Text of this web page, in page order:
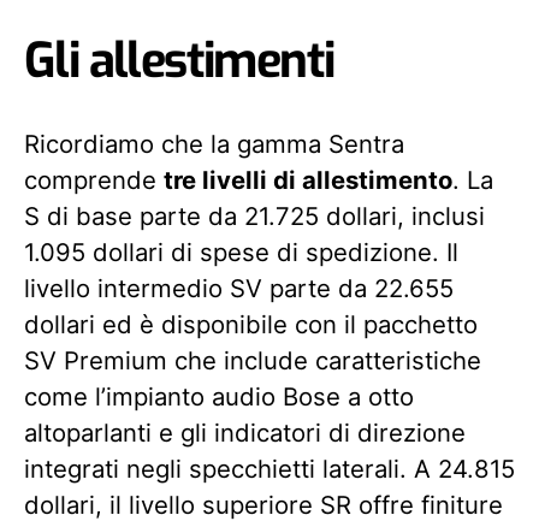
Gli allestimenti
Ricordiamo che la gamma Sentra
comprende tre livelli di allestimento. La
S di base parte da 21.725 dollari, inclusi
1.095 dollari di spese di spedizione. Il
livello intermedio SV parte da 22.655
dollari ed è disponibile con il pacchetto
SV Premium che include caratteristiche
come l’impianto audio Bose a otto
altoparlanti e gli indicatori di direzione
integrati negli specchietti laterali. A 24.815
dollari, il livello superiore SR offre finiture